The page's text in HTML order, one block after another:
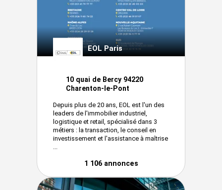
EOL Paris
10 quai de Bercy 94220
Charenton-le-Pont
Depuis plus de 20 ans, EOL est l'un des
leaders de l'immobilier industriel,
logistique et retail, spécialisé dans 3
métiers : la transaction, le conseil en
investissement et l'assistance à maîtrise
...
1 106 annonces